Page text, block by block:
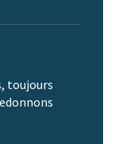
toujours